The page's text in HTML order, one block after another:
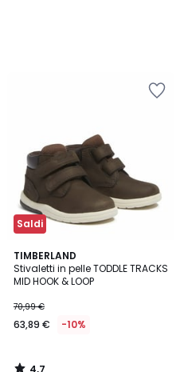
Saldi
TIMBERLAND
Stivaletti in pelle TODDLE TRACKS
MID HOOK & LOOP
70,99 €
63,89 € -10%
4,7
/ 5
4,7